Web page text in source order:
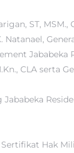
ST, MSM.,
Natanael,
Jababeka
CLA serta
Hak